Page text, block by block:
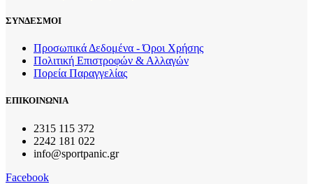
ΣΥΝΔΕΣΜΟΙ
Προσωπικά Δεδομένα - Όροι Χρήσης
Πολιτική Επιστροφών & Αλλαγών
Πορεία Παραγγελίας
ΕΠΙΚΟΙΝΩΝΙΑ
2315 115 372
2242 181 022
info@sportpanic.gr
Facebook